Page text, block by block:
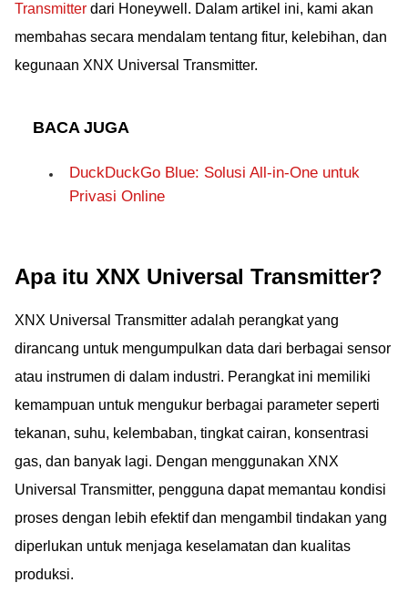
Transmitter dari Honeywell. Dalam artikel ini, kami akan
membahas secara mendalam tentang fitur, kelebihan, dan
kegunaan XNX Universal Transmitter.
BACA JUGA
DuckDuckGo Blue: Solusi All-in-One untuk
Privasi Online
Apa itu XNX Universal Transmitter?
XNX Universal Transmitter adalah perangkat yang
dirancang untuk mengumpulkan data dari berbagai sensor
atau instrumen di dalam industri. Perangkat ini memiliki
kemampuan untuk mengukur berbagai parameter seperti
tekanan, suhu, kelembaban, tingkat cairan, konsentrasi
gas, dan banyak lagi. Dengan menggunakan XNX
Universal Transmitter, pengguna dapat memantau kondisi
proses dengan lebih efektif dan mengambil tindakan yang
diperlukan untuk menjaga keselamatan dan kualitas
produksi.